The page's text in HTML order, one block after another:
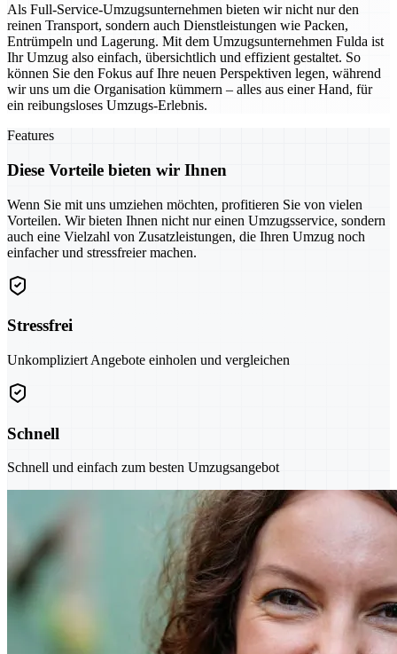
Als Full-Service-Umzugsunternehmen bieten wir nicht nur den
reinen Transport, sondern auch Dienstleistungen wie Packen,
Entrümpeln und Lagerung. Mit dem Umzugsunternehmen Fulda ist
Ihr Umzug also einfach, übersichtlich und effizient gestaltet. So
können Sie den Fokus auf Ihre neuen Perspektiven legen, während
wir uns um die Organisation kümmern – alles aus einer Hand, für
ein reibungsloses Umzugs-Erlebnis.
Features
Diese Vorteile bieten wir Ihnen
Wenn Sie mit uns umziehen möchten, profitieren Sie von vielen
Vorteilen. Wir bieten Ihnen nicht nur einen Umzugsservice, sondern
auch eine Vielzahl von Zusatzleistungen, die Ihren Umzug noch
einfacher und stressfreier machen.
Stressfrei
Unkompliziert Angebote einholen und vergleichen
Schnell
Schnell und einfach zum besten Umzugsangebot